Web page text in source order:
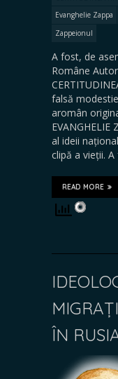
Evanghelie Zappa
Zappeionul
A fost, de
Române
falsă
aromân
al ideii
clipă a vieții.
READ MORE
ÎN